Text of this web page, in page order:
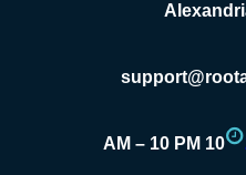
10 AM – 10 PM